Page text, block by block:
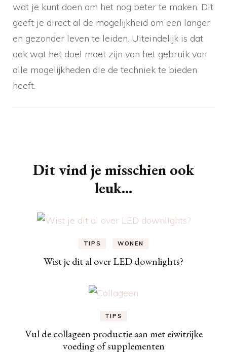
wat je kunt doen om het nog beter te maken. Dit
geeft je direct al de mogelijkheid om een langer
en gezonder leven te leiden. Uiteindelijk is dat
ook wat het doel moet zijn van het gebruik van
alle mogelijkheden die de techniek te bieden
heeft.
Dit vind je misschien ook
leuk...
TIPS WONEN
Wist je dit al over LED downlights?
TIPS
Vul de collageen productie aan met eiwitrijke
voeding of supplementen